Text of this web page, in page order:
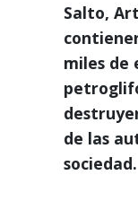
Salto,
miles de
de las
sociedad.